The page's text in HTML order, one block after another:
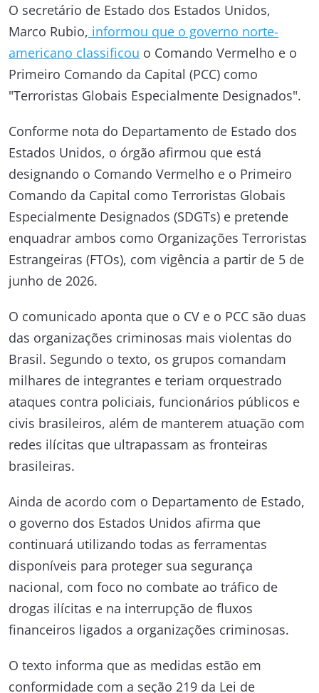
O secretário de Estado dos Estados Unidos,
Marco Rubio, informou que o governo norte-
americano classificou o Comando Vermelho e o
Primeiro Comando da Capital (PCC) como
"Terroristas Globais Especialmente Designados".
Conforme nota do Departamento de Estado dos
Estados Unidos, o órgão afirmou que está
designando o Comando Vermelho e o Primeiro
Comando da Capital como Terroristas Globais
Especialmente Designados (SDGTs) e pretende
enquadrar ambos como Organizações Terroristas
Estrangeiras (FTOs), com vigência a partir de 5 de
junho de 2026.
O comunicado aponta que o CV e o PCC são duas
das organizações criminosas mais violentas do
Brasil. Segundo o texto, os grupos comandam
milhares de integrantes e teriam orquestrado
ataques contra policiais, funcionários públicos e
civis brasileiros, além de manterem atuação com
redes ilícitas que ultrapassam as fronteiras
brasileiras.
Ainda de acordo com o Departamento de Estado,
o governo dos Estados Unidos afirma que
continuará utilizando todas as ferramentas
disponíveis para proteger sua segurança
nacional, com foco no combate ao tráfico de
drogas ilícitas e na interrupção de fluxos
financeiros ligados a organizações criminosas.
O texto informa que as medidas estão em
conformidade com a seção 219 da Lei de